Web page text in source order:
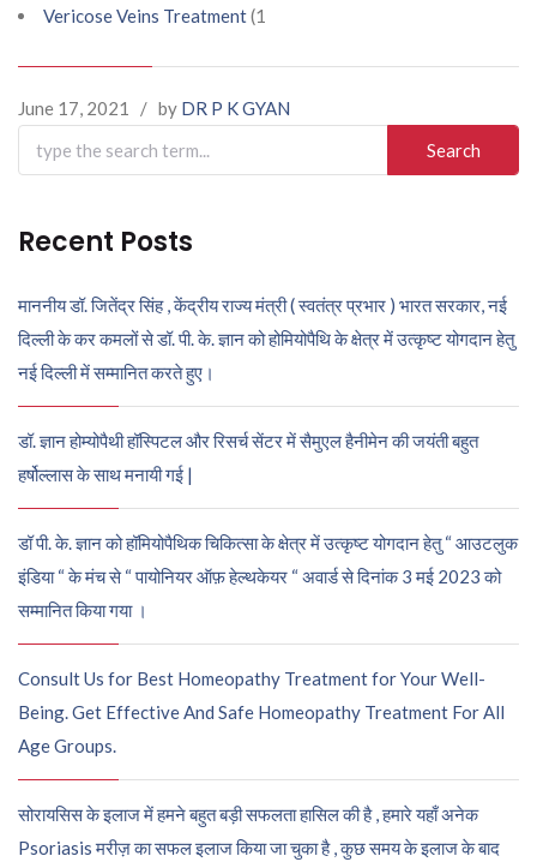
Vericose Veins Treatment(1
June 17, 2021 / by DR P K GYAN
Search
for:
Recent Posts
माननीय डॉ. जितेंद्र सिंह , केंद्रीय राज्य मंत्री ( स्वतंत्र प्रभार ) भारत सरकार, नई
दिल्ली के कर कमलों से डॉ. पी. के. ज्ञान को होमियोपैथि के क्षेत्र में उत्कृष्ट योगदान हेतु
नई दिल्ली में सम्मानित करते हुए।
डॉ. ज्ञान होम्योपैथी हॉस्पिटल और रिसर्च सेंटर में सैमुएल हैनीमेन की जयंती बहुत
हर्षोल्लास के साथ मनायी गई |
डॉ पी. के. ज्ञान को हॉमियोपैथिक चिकित्सा के क्षेत्र में उत्कृष्ट योगदान हेतु “ आउटलुक
इंडिया “ के मंच से “ पायोनियर ऑफ़ हेल्थकेयर “ अवार्ड से दिनांक 3 मई 2023 को
सम्मानित किया गया ।
Consult Us for Best Homeopathy Treatment for Your Well-
Being. Get Effective And Safe Homeopathy Treatment For All
Age Groups.
सोरायसिस के इलाज में हमने बहुत बड़ी सफलता हासिल की है , हमारे यहाँ अनेक
Psoriasis मरीज़ का सफल इलाज किया जा चुका है , कुछ समय के इलाज के बाद